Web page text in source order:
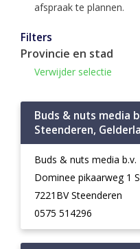
afspraak te plannen.
Filters
Provincie en stad
Verwijder selectie
Buds & nuts media
Steenderen,
Buds & nuts media b.v.
Dominee pikaarweg 1
7221BV Steenderen
0575 514296